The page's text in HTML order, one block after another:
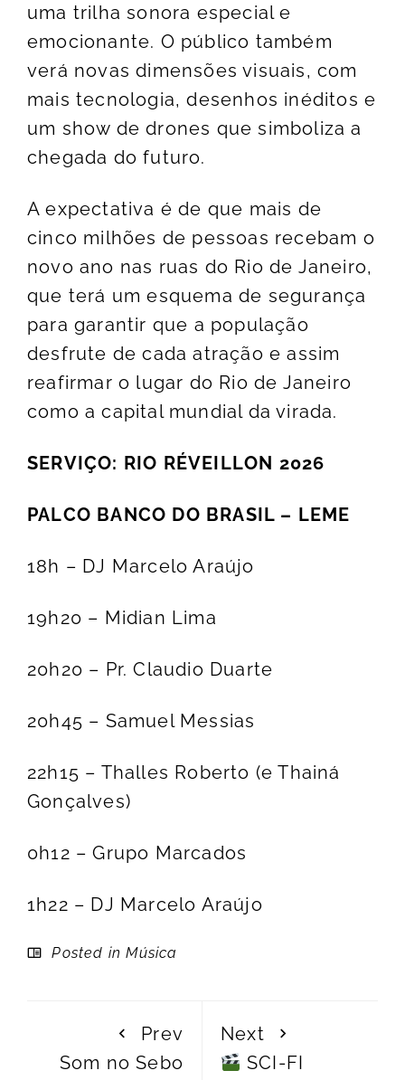
uma trilha sonora especial e
emocionante. O público também
verá novas dimensões visuais, com
mais tecnologia, desenhos inéditos e
um show de drones que simboliza a
chegada do futuro.
A expectativa é de que mais de
cinco milhões de pessoas recebam o
novo ano nas ruas do Rio de Janeiro,
que terá um esquema de segurança
para garantir que a população
desfrute de cada atração e assim
reafirmar o lugar do Rio de Janeiro
como a capital mundial da virada.
SERVIÇO: RIO RÉVEILLON 2026
PALCO BANCO DO BRASIL – LEME
18h – DJ Marcelo Araújo
19h20 – Midian Lima
20h20 – Pr. Claudio Duarte
20h45 – Samuel Messias
22h15 – Thalles Roberto (e Thainá
Gonçalves)
0h12 – Grupo Marcados
1h22 – DJ Marcelo Araújo
Posted inMúsica
Prev
Som no Sebo
Next
SCI-FI